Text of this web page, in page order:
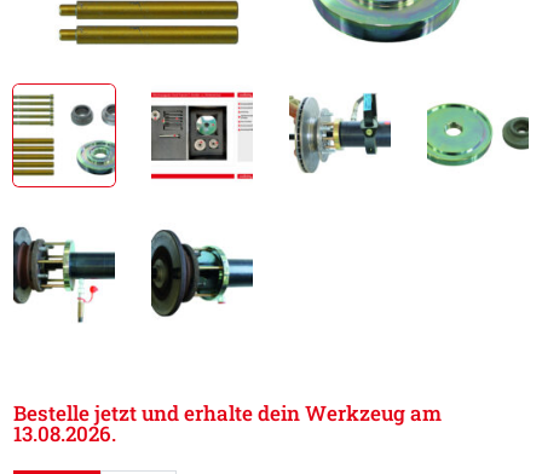
Bestelle jetzt und erhalte dein Werkzeug am
13.08.2026.